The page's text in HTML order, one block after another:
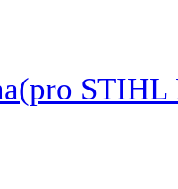
STIHL